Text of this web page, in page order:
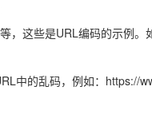
，这些是URL编码的示例
中的乱码，例如：https://